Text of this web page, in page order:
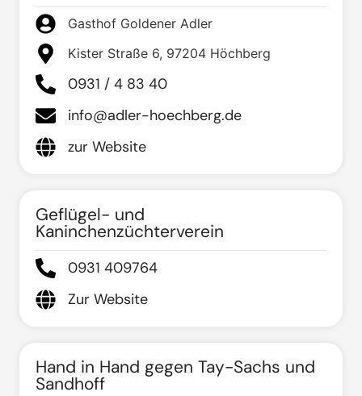
Gasthof Goldener Adler
Kister Straße 6, 97204 Höchberg
0931 / 4 83 40
info@adler-hoechberg.de
zur Website
Geflügel- und
Kaninchenzüchterverein
0931 409764
Zur Website
Hand in Hand gegen Tay-Sachs und
Sandhoff